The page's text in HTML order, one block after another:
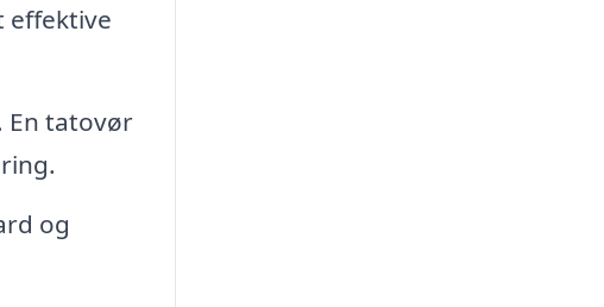
effektive
En tatovør
og